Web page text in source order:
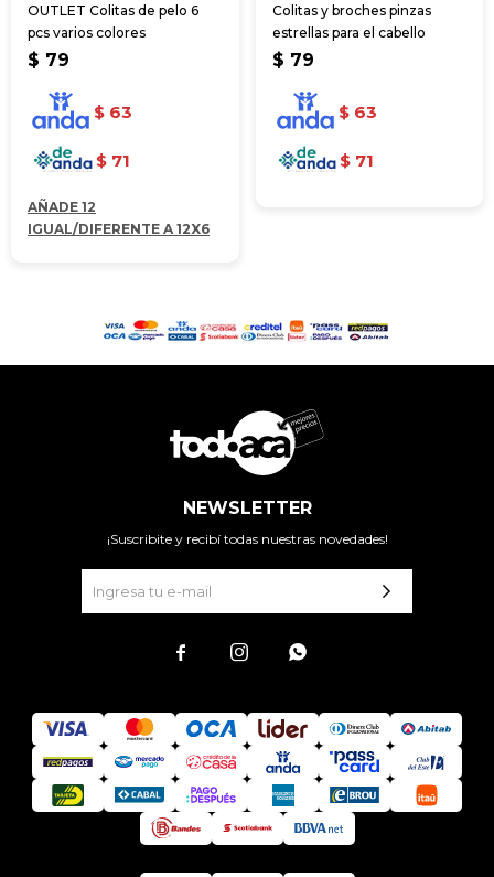
OUTLET Colitas de pelo 6
pcs varios colores
$ 79
$ 63
$ 71
AÑADE 12
IGUAL/DIFERENTE A 12X6
Colitas y broches pinzas
estrellas para el cabello
$ 79
$ 63
$ 71
NEWSLETTER
¡Suscribite y recibí todas nuestras novedades!
  